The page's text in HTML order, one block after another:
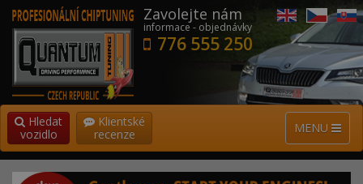
Zavolejte nám
informace - objednávky
776 555 250
MENU
Hledat
vozidlo
Klientské
recenze